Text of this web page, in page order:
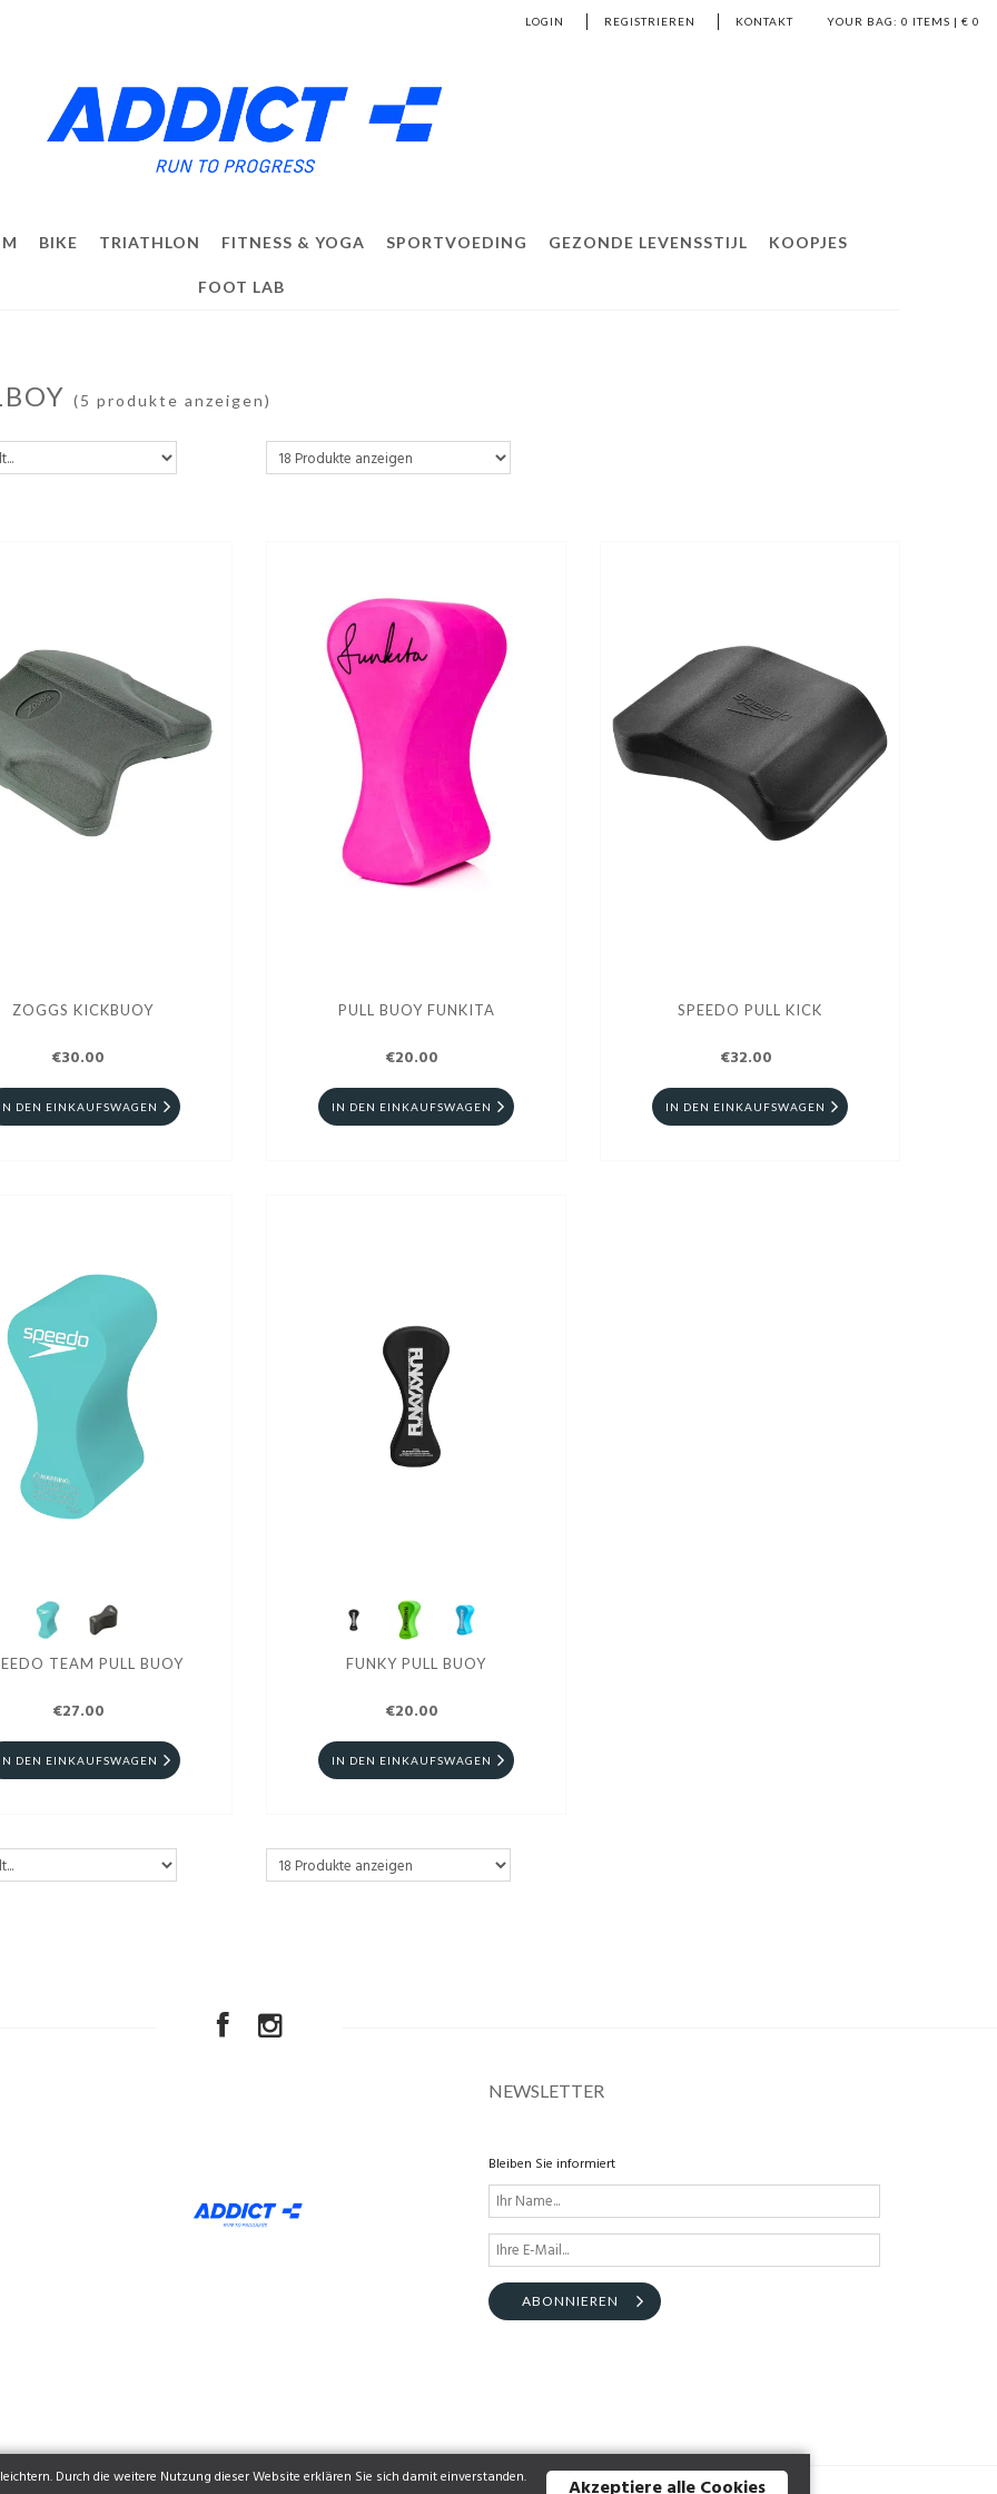
YOUR BAG: 0 ITEMS | € 0
LOGIN REGISTRIEREN KONTAKT
BIKE TRIATHLON FITNESS & YOGA SPORTVOEDING GEZONDE LEVENSSTIJL KOOPJES
FOOT LAB
(5 produkte anzeigen)
ZOGGS KICKBUOY
€30.00
DEN EINKAUFSWAGEN
PULL BUOY FUNKITA
€20.00
IN DEN EINKAUFSWAGEN
SPEEDO PULL KICK
€32.00
IN DEN EINKAUFSWAGEN
TEAM PULL BUOY
€27.00
DEN EINKAUFSWAGEN
FUNKY PULL BUOY
€20.00
IN DEN EINKAUFSWAGEN
NEWSLETTER
Bleiben Sie informiert
ABONNIEREN
Durch die weitere Nutzung dieser Website erklären Sie sich damit einverstanden.